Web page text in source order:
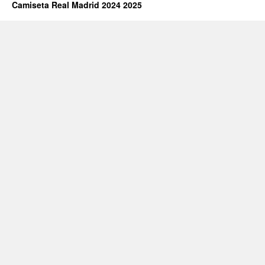
Camiseta Real Madrid 2024 2025